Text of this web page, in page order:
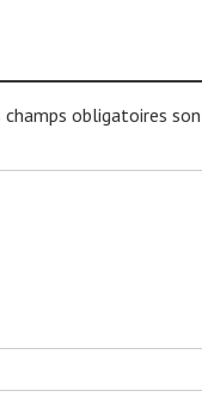
champs obligatoires